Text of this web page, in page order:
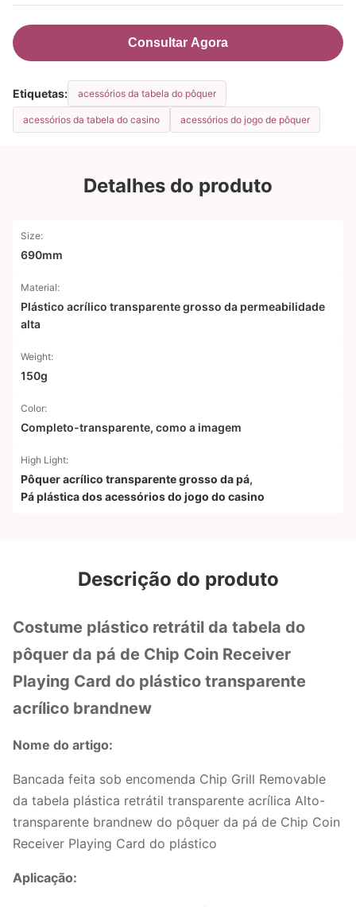
Consultar Agora
Etiquetas: acessórios da tabela do pôquer
acessórios da tabela do casino acessórios do jogo de pôquer
Detalhes do produto
Size:
690mm
Material:
Plástico acrílico transparente grosso da permeabilidade
alta
Weight:
150g
Color:
Completo-transparente, como a imagem
High Light:
Pôquer acrílico transparente grosso da pá,
Pá plástica dos acessórios do jogo do casino
Descrição do produto
Costume plástico retrátil da tabela do
pôquer da pá de Chip Coin Receiver
Playing Card do plástico transparente
acrílico brandnew
Nome do artigo:
Bancada feita sob encomenda Chip Grill Removable
da tabela plástica retrátil transparente acrílica Alto-
transparente brandnew do pôquer da pá de Chip Coin
Receiver Playing Card do plástico
Aplicação: